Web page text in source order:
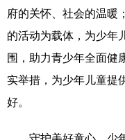
府的关怀、社会的温暖
的活动为载体，为少年
围，助力青少年全面
实举措，为少年儿童提
好。